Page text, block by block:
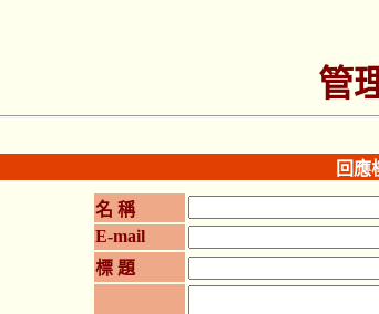
管
回應
名 稱
E-mail
標 題